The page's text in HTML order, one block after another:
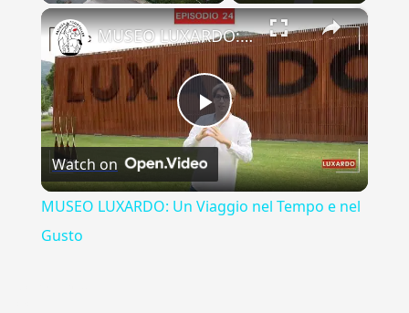
Fullscreen ×
Play
Video
MUSEO LUXARDO: Un Viaggio nel Tempo e nel Gusto
Watch on
MUSEO LUXARDO: Un Viaggio nel Tempo e nel
Gusto